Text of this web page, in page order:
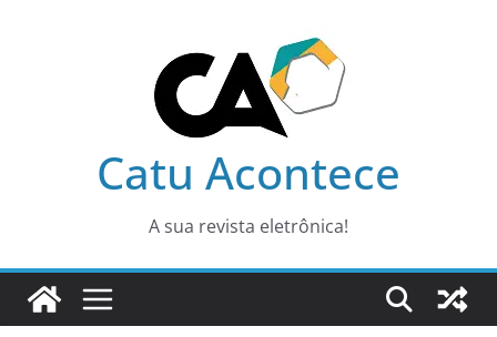
Catu Acontece
A sua revista eletrônica!